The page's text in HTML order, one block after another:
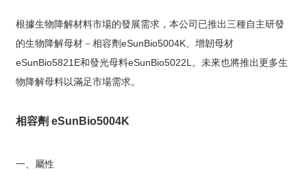
根據生物降解材料市場的發展需求，本公司已推出三種自主研發
的生物降解母材－相容劑eSunBio5004K、增韌母材
eSunBio5821E和發光母料eSunBio5022L。未來也將推出更多生
物降解母料以滿足市場需求。
相容劑 eSunBio5004K
一、屬性